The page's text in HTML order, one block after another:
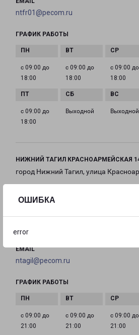
ОШИБКА
error
ntfr01@pecom.ru
ГРАФИК РАБОТЫ
с 09:00 до
18:00
с 09:00 до
18:00
с 09:00 до
18:00
с 09:00 до
18:00
Выходной Выходной
НИЖНИЙ ТАГИЛ КРАСНОАРМЕЙСКАЯ
город Нижний Тагил, улица
ТЕЛЕФОН
EMAIL
ntagil@pecom.ru
ГРАФИК РАБОТЫ
с 09:00 до
21:00
с 09:00 до
21:00
с 09:00 до
21:00